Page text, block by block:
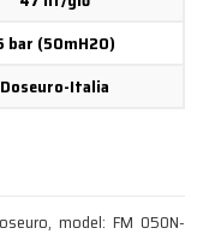
bar (50mH2O)
Doseuro-Italia
model: FM 050N-